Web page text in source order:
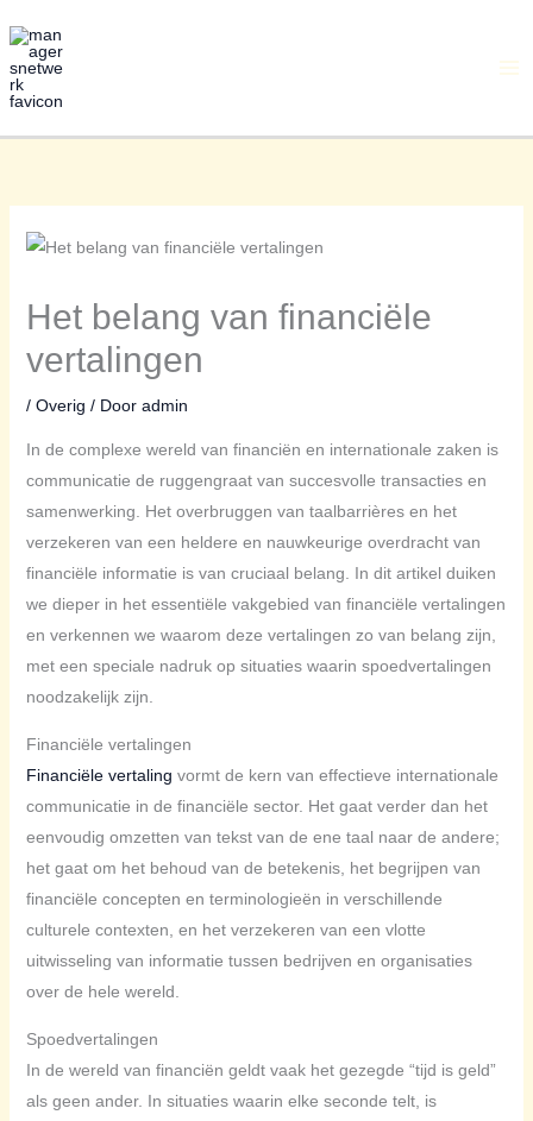
naar
de
inhoud
Het belang van financiële
vertalingen
/ Overig / Door admin
In de complexe wereld van financiën en internationale zaken is
communicatie de ruggengraat van succesvolle transacties en
samenwerking. Het overbruggen van taalbarrières en het
verzekeren van een heldere en nauwkeurige overdracht van
financiële informatie is van cruciaal belang. In dit artikel duiken
we dieper in het essentiële vakgebied van financiële vertalingen
en verkennen we waarom deze vertalingen zo van belang zijn,
met een speciale nadruk op situaties waarin spoedvertalingen
noodzakelijk zijn.
Financiële vertalingen
Financiële vertaling vormt de kern van effectieve internationale
communicatie in de financiële sector. Het gaat verder dan het
eenvoudig omzetten van tekst van de ene taal naar de andere;
het gaat om het behoud van de betekenis, het begrijpen van
financiële concepten en terminologieën in verschillende
culturele contexten, en het verzekeren van een vlotte
uitwisseling van informatie tussen bedrijven en organisaties
over de hele wereld.
Spoedvertalingen
In de wereld van financiën geldt vaak het gezegde “tijd is geld”
als geen ander. In situaties waarin elke seconde telt, is